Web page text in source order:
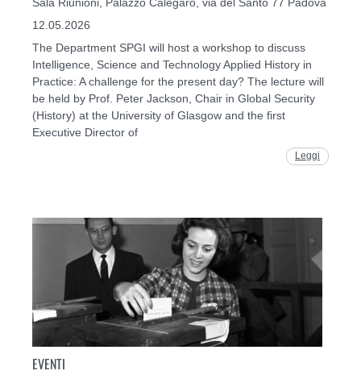
12.05.2026
The Department SPGI will host a workshop to discuss
Intelligence, Science and Technology Applied History in
Practice: A challenge for the present day? The lecture will
be held by Prof. Peter Jackson, Chair in Global Security
(History) at the University of Glasgow and the first
Executive Director of
Leggi
EVENTI